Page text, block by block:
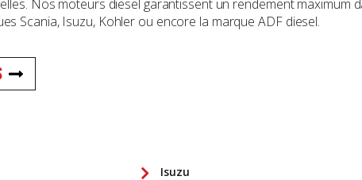
Nos moteurs diesel garantissent un rendement maximum
Scania, Isuzu, Kohler ou encore la marque ADF diesel.
Isuzu